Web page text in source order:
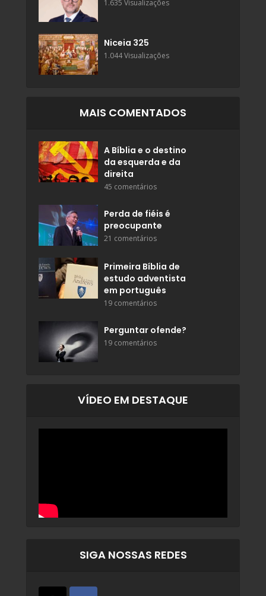
1.635 Visualizações
Niceia 325
1.044 Visualizações
MAIS COMENTADOS
A Bíblia e o destino
da esquerda e da
direita
45 comentários
Perda de fiéis é
preocupante
21 comentários
Primeira Bíblia de
estudo adventista
em português
19 comentários
Perguntar ofende?
19 comentários
VÍDEO EM DESTAQUE
SIGA NOSSAS REDES